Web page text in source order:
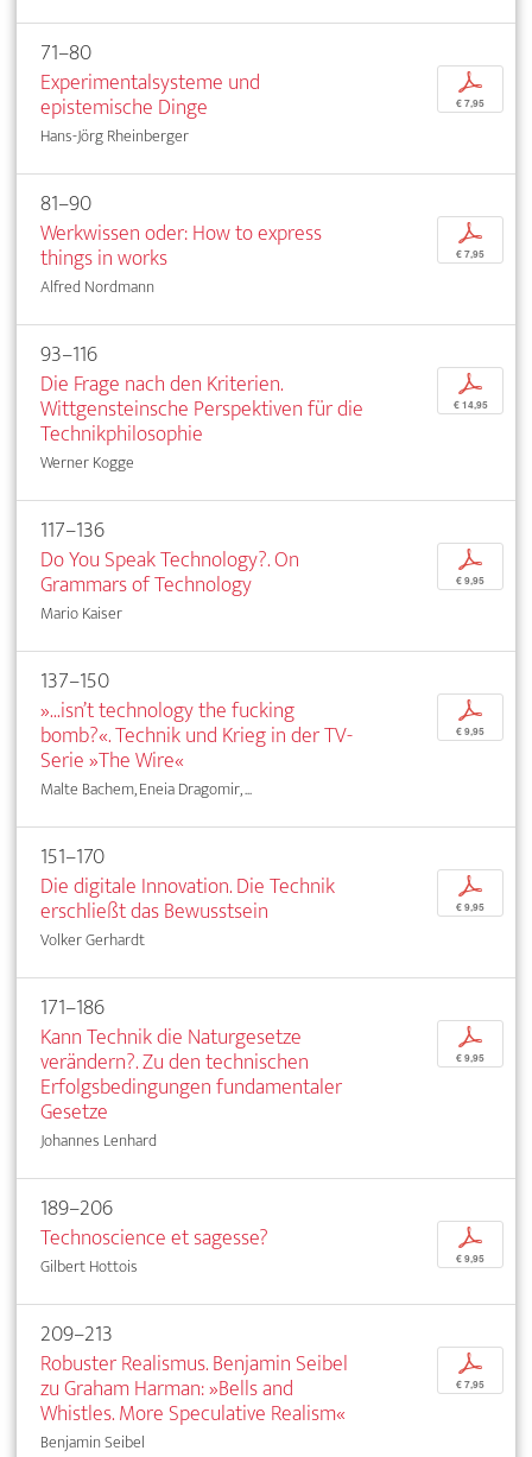
71–80
Experimentalsysteme und
epistemische Dinge
Hans-Jörg Rheinberger
p
€ 7,95
81–90
Werkwissen oder: How to express
things in works
Alfred Nordmann
p
€ 7,95
93–116
Die Frage nach den Kriterien.
Wittgensteinsche Perspektiven für die
Technikphilosophie
Werner Kogge
p
€ 14,95
117–136
Do You Speak Technology?. On
Grammars of Technology
Mario Kaiser
p
€ 9,95
137–150
»...isn’t technology the fucking
bomb?«. Technik und Krieg in der TV-
Serie »The Wire«
Malte Bachem, Eneia Dragomir, ...
p
€ 9,95
151–170
Die digitale Innovation. Die Technik
erschließt das Bewusstsein
Volker Gerhardt
p
€ 9,95
171–186
Kann Technik die Naturgesetze
verändern?. Zu den technischen
Erfolgsbedingungen fundamentaler
Gesetze
Johannes Lenhard
p
€ 9,95
189–206
Technoscience et sagesse?
Gilbert Hottois
p
€ 9,95
209–213
Robuster Realismus. Benjamin Seibel
zu Graham Harman: »Bells and
Whistles. More Speculative Realism«
Benjamin Seibel
p
€ 7,95